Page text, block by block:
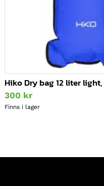
Hiko Dry bag 12 liter
300 kr
Finns i lager